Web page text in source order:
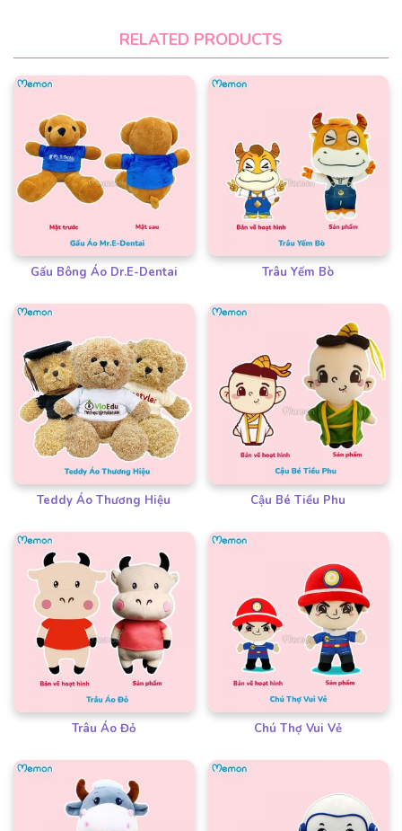
RELATED PRODUCTS
Gấu Bông Áo Dr.E-Dentai Trâu Yếm Bò
Teddy Áo Thương Hiệu Cậu Bé Tiều Phu
Trâu Áo Đỏ Chú Thợ Vui Vẻ